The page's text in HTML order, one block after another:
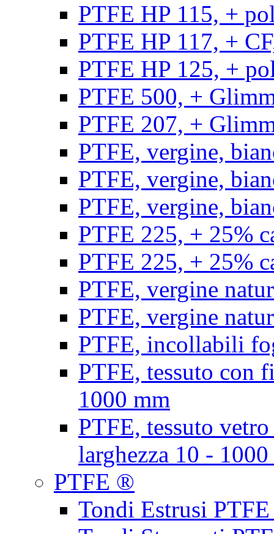
PTFE HP 115, +
PTFE HP 117, +
PTFE HP 125, +
PTFE 500, +
PTFE 207, +
PTFE, vergine,
PTFE, vergine,
PTFE, vergine,
PTFE 225, + 25%
PTFE 225, + 25%
PTFE, vergine
PTFE, vergine
PTFE, incollabili
PTFE, tessuto con
1000 mm
PTFE, tessuto
larghezza 10 -
PTFE ®
Tondi Estrusi